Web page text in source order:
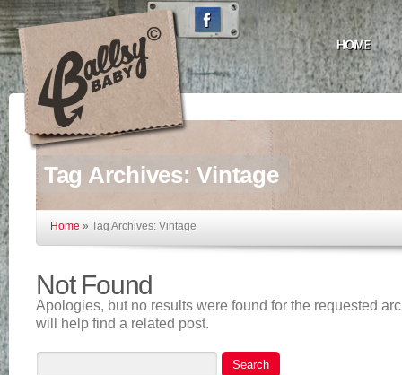
Tag Archives:Vintage
Home » Tag Archives: Vintage
Not Found
Apologies, but no results were found for the requested
will help find a related post.
Search